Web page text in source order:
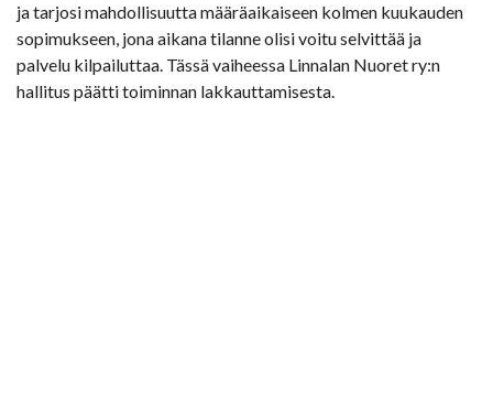
ja tarjosi mahdollisuutta määräaikaiseen kolmen kuukauden
sopimukseen, jona aikana tilanne olisi voitu selvittää ja
palvelu kilpailuttaa. Tässä vaiheessa Linnalan Nuoret ry:n
hallitus päätti toiminnan lakkauttamisesta.